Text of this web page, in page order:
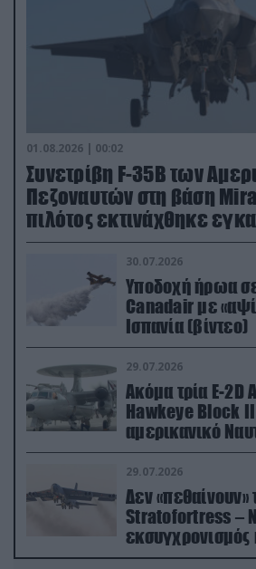
01.08.2026 | 00:02
Συνετρίβη F-35B των
Πεζοναυτών στη βάση
πιλότος εκτινάχθηκε
30.07.2026
Υποδοχή ήρωα
Canadair με
Ισπανία (βίντεο)
29.07.2026
Ακόμα τρία E-2D
Hawkeye Block
αμερικανικό
δισ.δολάρια το
29.07.2026
Δεν «πεθαίνουν»
Stratofortress –
από τα